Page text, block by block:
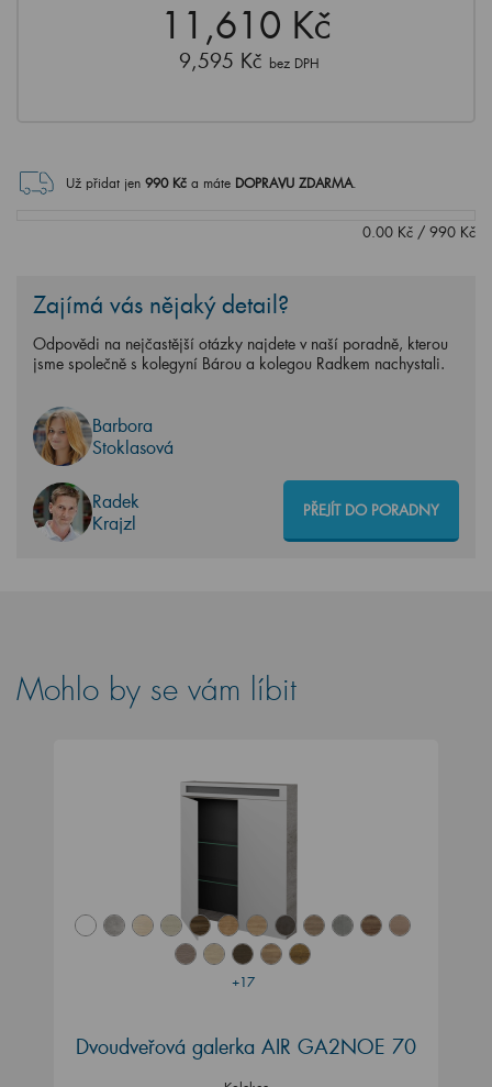
11,610 Kč
9,595 Kč bez DPH
Už přidat jen 990Kč a máte DOPRAVU ZDARMA.
0.00 Kč / 990 Kč
Zajímá vás nějaký detail?
Odpovědi na nejčastější otázky najdete v naší poradně, kterou
jsme společně s kolegyní Bárou a kolegou Radkem nachystali.
Barbora
Stoklasová
Radek
Krajzl
PŘEJÍT DO PORADNY
Mohlo by se vám líbit
+17
Dvoudveřová galerka AIR GA2NOE 70